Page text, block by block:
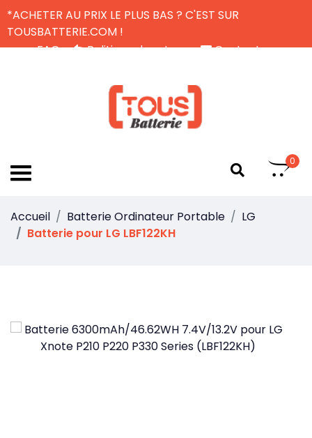
*ACHETER AU PRIX LE PLUS BAS ? C'EST SUR
TOUSBATTERIE.COM !
FAQ
Politique de retour
Contactez-nous
0
Accueil Batterie Ordinateur Portable
LG
Batterie pour LG LBF122KH